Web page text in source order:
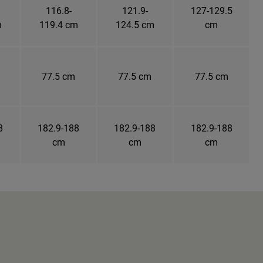
116.8-
119.4 cm
121.9-
124.5 cm
127-129.5
cm
77.5 cm 77.5 cm 77.5 cm
182.9-188
cm
182.9-188
cm
182.9-188
cm